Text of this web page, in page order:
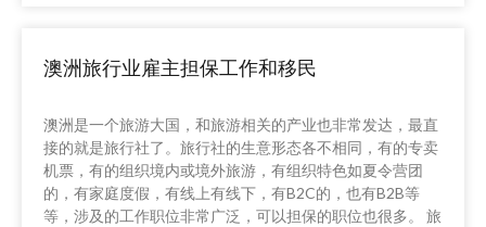
澳洲旅行业雇主担保工作和移民
澳洲是一个旅游大国，和旅游相关的产业也非常发达，最直
接的就是旅行社了。旅行社的生意形态各不相同，有的专卖
机票，有的组织境内或境外旅游，有组织特色如夏令营团
的，有家庭度假，有线上有线下，有B2C的，也有B2B等
等，涉及的工作职位非常广泛，可以担保的职位也很多。 旅